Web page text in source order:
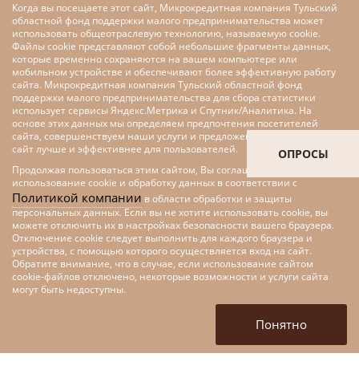
Меры поддержки малого и
среднего предпринимательства
национальной программы
«Цифровая экономика»
ОПРОСЫ
Когда вы посещаете этот сайт, Микрокредитная компания Тульский
областной фонд поддержки малого предпринимательства может
использовать общеотраслевую технологию, называемую cookie.
Файлы cookie представляют собой небольшие фрагменты данных,
которые временно сохраняются на вашем компьютере или
мобильном устройстве и обеспечивают более эффективную работу
сайта. Микрокредитная компания Тульский областной фонд
поддержки малого предпринимательства для сбора статистики
использует сервисы Яндекс.Метрика и Спутник/Аналитика. На
основе этих данных мы определяем предпочтения посетителей
сайта, совершенствуем наши услуги и предложения, делаем наш
сайт лучше и эффективнее для пользователей.
Продолжая пользоваться этим сайтом, Вы соглашаетесь на
использование cookie и обработку данных в соответствии с
Политикой компании в области обработки и защиты
персональных данных. Если вы не хотите использовать cookie, вы
можете отключить их в настройках безопасности вашего браузера.
Отключение cookie следует выполнить для каждого браузера и
устройства, с помощью которого осуществляется вход на сайт.
Обратите внимание, что в случае, если использование сайтом
cookie-файлов отключено, некоторые возможности и услуги сайта
могут быть недоступны.
Понятно